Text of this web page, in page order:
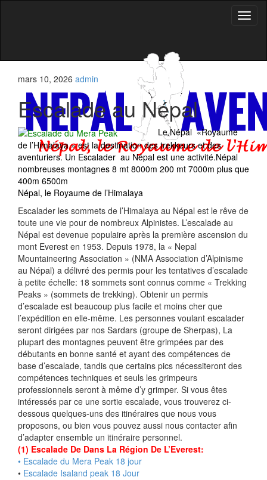
mars 10, 2026 admin
Escalade au Népal
Le Népal «Royaume
de l’Himalaya » est la destination des trekkeurs et des
aventuriers. Un Escalader au Népal est une activité.Népal
nombreuses montagnes 8 mt 8000m 200 mt 7000m plus que
400m 6500m
Népal, le Royaume de l’Himalaya
Escalader les sommets de l’Himalaya au Népal est le rêve de
toute une vie pour de nombreux Alpinistes. L’escalade au
Népal est devenue populaire après la première ascension du
mont Everest en 1953. Depuis 1978, la « Nepal
Mountaineering Association » (NMA Association d’Alpinisme
au Népal) a délivré des permis pour les tentatives d’escalade
à petite échelle: 18 sommets sont connus comme « Trekking
Peaks » (sommets de trekking). Obtenir un permis
d’escalade est beaucoup plus facile et moins cher que
l’expédition en elle-même. Les personnes voulant escalader
seront dirigées par nos Sardars (groupe de Sherpas), La
plupart des montagnes peuvent être grimpées par des
débutants en bonne santé et ayant des compétences de
base d’escalade, tandis que certains pics nécessiteront des
compétences techniques et seuls les grimpeurs
professionnels seront à même d’y grimper. Si vous êtes
intéressés par ce une sortie escalade, vous trouverez ci-
dessous quelques-uns des itinéraires que nous vous
proposons, ou bien vous pouvez aussi nous contacter afin
d’adapter ensemble un itinéraire personnel.
(1) Escalade De Dans La Région De L’Everest:
• Escalade du Mera Peak 18 jour
• Escalade Isaland peak 18 Jour